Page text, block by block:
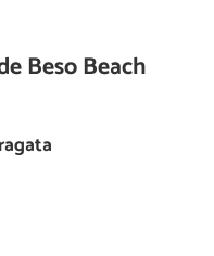
Beso Beach